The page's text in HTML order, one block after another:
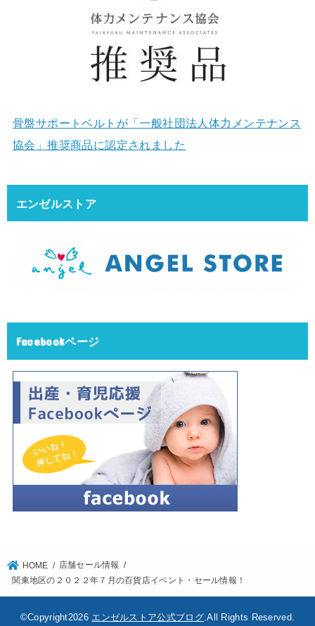
骨盤サポートベルトが「一般社団法人体力メンテナンス
協会」推奨商品に認定されました
エンゼルストア
Facebookページ
HOME
店舗セール情報
関東地区の２０２２年７月の百貨店イベント・セール情報！
©Copyright2026 エンゼルストア公式ブログ.All Rights Reserved.